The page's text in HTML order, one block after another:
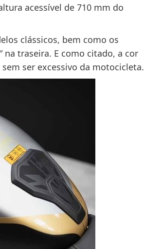
acessível de 710 mm do
clássicos, bem como os
na traseira. E como citado, a cor
ser excessivo da motocicleta.